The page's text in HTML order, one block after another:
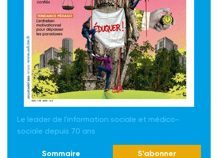
Le leader de l'information sociale et médico-
sociale depuis 70 ans
Sommaire S'abonner